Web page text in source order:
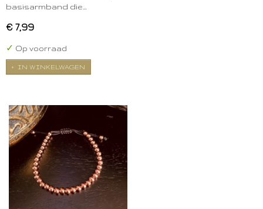
basisarmband die…
€ 7,99
✓ Op voorraad
IN WINKELWAGEN